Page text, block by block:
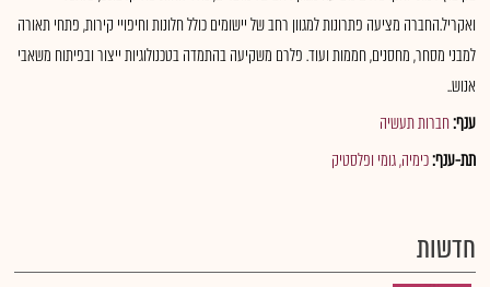
ואקריל.החברה מציעה פתרונות למגוון רחב של יישומים כולל חלונות וחיפויי קירות, פתחי תאורה
למבני מסחר, מחסנים, חממות ועוד. פלרם משקיעה בהתמדה בטכנולוגיות ייצור ובפיתוח משאבי
אנוש..
ענף:חברות תעשיה
תת-ענף:כימיה, גומי ופלסטיק
חדשות